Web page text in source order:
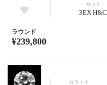
カット
3EX H&C
ラウンド
¥239,800
カラット